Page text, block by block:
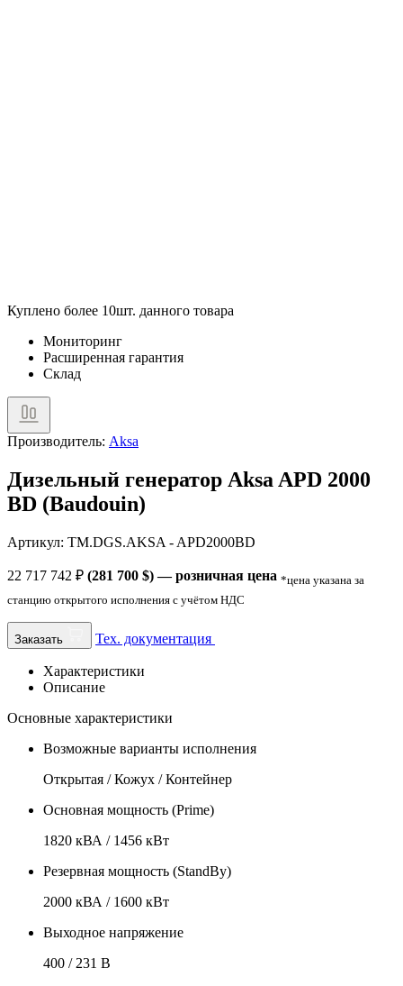
Куплено более 10шт. данного товара
Мониторинг
Расширенная гарантия
Склад
Производитель: Aksa
Дизельный генератор Aksa APD 2000
BD (Baudouin)
Артикул: TM.DGS.AKSA - APD2000BD
22 717 742 ₽ (281 700 $) — розничная цена *цена указана за
станцию открытого исполнения с учётом НДС
Заказать Тех. документация
Характеристики
Описание
Основные характеристики
Возможные варианты исполнения
Открытая / Кожух / Контейнер
Основная мощность (Prime)
1820 кВА / 1456 кВт
Резервная мощность (StandBy)
2000 кВА / 1600 кВт
Выходное напряжение
400 / 231 В